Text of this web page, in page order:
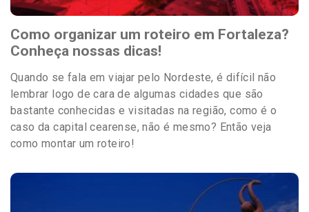
Como organizar um roteiro em Fortaleza?
Conheça nossas dicas!
Quando se fala em viajar pelo Nordeste, é difícil não
lembrar logo de cara de algumas cidades que são
bastante conhecidas e visitadas na região, como é o
caso da capital cearense, não é mesmo? Então veja
como montar um roteiro!